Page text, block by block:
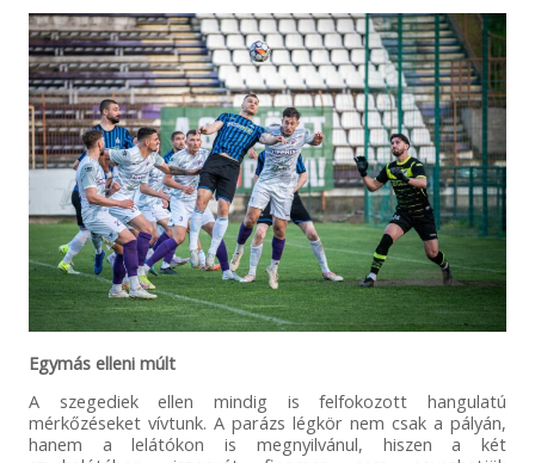
Egymás elleni múlt
A szegediek ellen mindig is felfokozott hangulatú
mérkőzéseket vívtunk. A parázs légkör nem csak a pályán,
hanem a lelátókon is megnyilvánul, hiszen a két